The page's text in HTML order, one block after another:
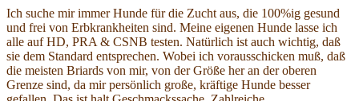
Ich suche mir immer Hunde für die Zucht aus, die 100%ig gesund
und frei von Erbkrankheiten sind. Meine eigenen Hunde lasse ich
alle auf HD, PRA & CSNB testen. Natürlich ist auch wichtig, daß
sie dem Standard entsprechen. Wobei ich vorausschicken muß, daß
die meisten Briards von mir, von der Größe her an der oberen
Grenze sind, da mir persönlich große, kräftige Hunde besser